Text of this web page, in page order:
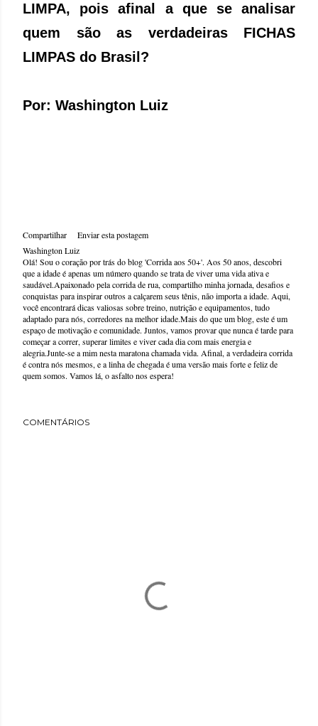
LIMPA, pois afinal a que se analisar
quem são as verdadeiras FICHAS
LIMPAS do Brasil?
Por: Washington Luiz
Compartilhar
Enviar esta postagem
Washington Luiz
Olá! Sou o coração por trás do blog 'Corrida aos 50+'. Aos 50 anos, descobri
que a idade é apenas um número quando se trata de viver uma vida ativa e
saudável.Apaixonado pela corrida de rua, compartilho minha jornada, desafios e
conquistas para inspirar outros a calçarem seus tênis, não importa a idade. Aqui,
você encontrará dicas valiosas sobre treino, nutrição e equipamentos, tudo
adaptado para nós, corredores na melhor idade.Mais do que um blog, este é um
espaço de motivação e comunidade. Juntos, vamos provar que nunca é tarde para
começar a correr, superar limites e viver cada dia com mais energia e
alegria.Junte-se a mim nesta maratona chamada vida. Afinal, a verdadeira corrida
é contra nós mesmos, e a linha de chegada é uma versão mais forte e feliz de
quem somos. Vamos lá, o asfalto nos espera!
COMENTÁRIOS